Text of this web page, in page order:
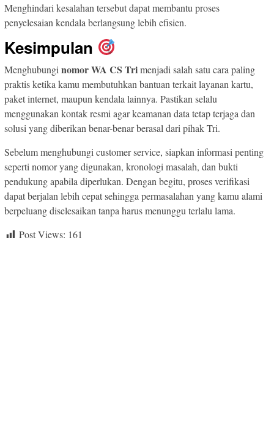
Menghindari kesalahan tersebut dapat membantu proses
penyelesaian kendala berlangsung lebih efisien.
Kesimpulan
Menghubungi nomor WA CS Trimenjadi salah satu cara paling
praktis ketika kamu membutuhkan bantuan terkait layanan kartu,
paket internet, maupun kendala lainnya. Pastikan selalu
menggunakan kontak resmi agar keamanan data tetap terjaga dan
solusi yang diberikan benar-benar berasal dari pihak Tri.
Sebelum menghubungi customer service, siapkan informasi penting
seperti nomor yang digunakan, kronologi masalah, dan bukti
pendukung apabila diperlukan. Dengan begitu, proses verifikasi
dapat berjalan lebih cepat sehingga permasalahan yang kamu alami
berpeluang diselesaikan tanpa harus menunggu terlalu lama.
Post Views: 161